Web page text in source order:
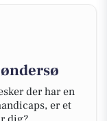
der har en
er et